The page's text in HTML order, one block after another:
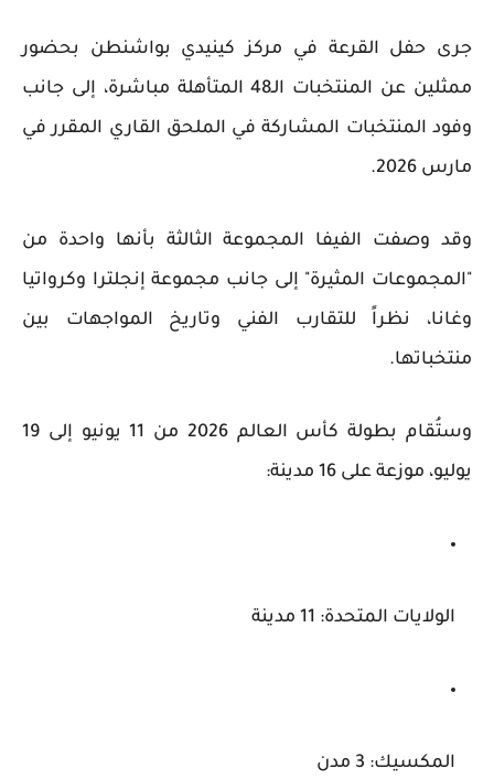
جرى حفل القرعة في مركز كينيدي بواشنطن بحضور
ممثلين عن المنتخبات الـ48 المتأهلة مباشرة، إلى جانب
وفود المنتخبات المشاركة في الملحق القاري المقرر في
مارس 2026.
وقد وصفت الفيفا المجموعة الثالثة بأنها واحدة من
"المجموعات المثيرة" إلى جانب مجموعة إنجلترا وكرواتيا
وغانا، نظراً للتقارب الفني وتاريخ المواجهات بين
منتخباتها.
وستُقام بطولة كأس العالم 2026 من
11 يونيو إلى 19
يوليو، موزعة على 16 مدينة:
الولايات المتحدة:
المكسيك: